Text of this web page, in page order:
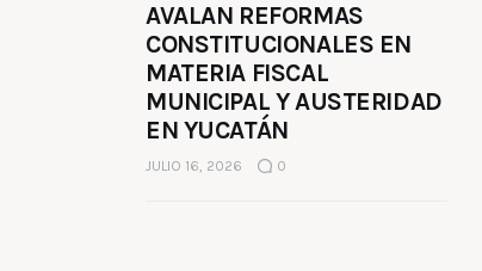
AVALAN REFORMAS
CONSTITUCIONALES EN
MATERIA FISCAL
MUNICIPAL Y AUSTERIDAD
EN YUCATÁN
JULIO 16, 2026 0